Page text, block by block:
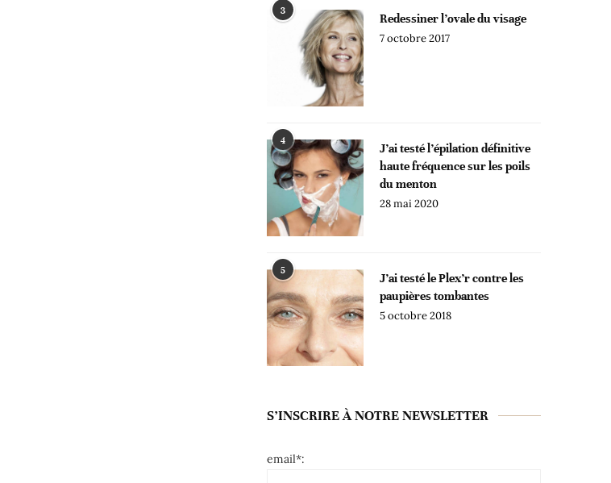
3
Redessiner l’ovale du visage
7 octobre 2017
4
J’ai testé l’épilation définitive
haute fréquence sur les poils
du menton
28 mai 2020
5
J’ai testé le Plex’r contre les
paupières tombantes
5 octobre 2018
S’INSCRIRE À NOTRE NEWSLETTER
email*: